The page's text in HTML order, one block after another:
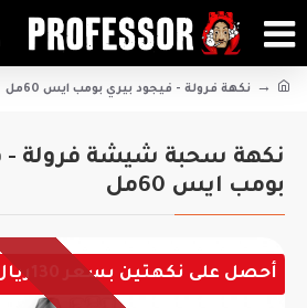
نكهة فرولة - فيجود بيري بومب ايس 60مل
نكهة سحبة شيشة فرولة -
بومب ايس 60مل
أحصل على نكهتين بسعر 130ريال